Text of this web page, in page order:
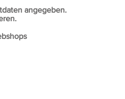
angegeben.